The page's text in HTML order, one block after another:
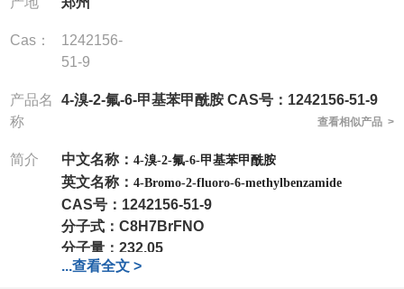
Cas：
1242156-
51-9
产品名
称
4-溴-2-氟-6-甲基苯甲酰胺 CAS号：1242156-51-9
查看相似产品 >
简介 中文名称： 4-溴-2-氟-6-甲基苯甲酰胺
英文名称： 4-Bromo-2-fluoro-6-methylbenzamide
CAS号： 1242156-51-9
分子式： C8H7BrFNO
分子量： 232.05
包装：1Mg ; 5Mg;10Mg ;100Mg;250Mg ;500Mg
...查看全文 >